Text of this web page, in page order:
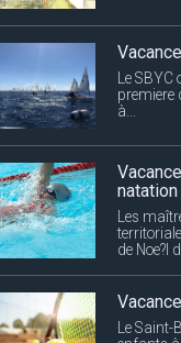
Le SBYC
premiere
à...
natation
Les
de Noe?l
Le Saint-